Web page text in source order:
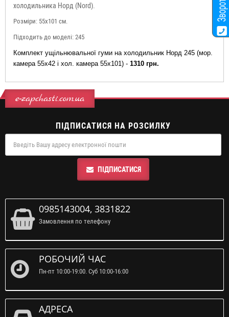
холодильника Норд (Nord).
Розміри: 55x101 см.
Підходить до моделі: 245
Комплект ущільнювальної гуми на холодильник Норд 245 (мор.
камера 55x42 і хол. камера 55x101) - 1310 грн.
e-zapchasti.com.ua
ПІДПИСАТИСЯ НА РОЗСИЛКУ
ПІДПИСАТИСЯ
0985143004, 3831822
Замовлення по телефону
РОБОЧИЙ ЧАС
Пн-пт 10:00-19:00. Суб 10:00-16:00
АДРЕСА